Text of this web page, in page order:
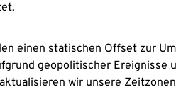
einen statischen Offset zur
geopolitischer Ereignisse
wir unsere